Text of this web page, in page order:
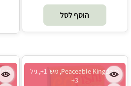
הוסף לסל
Peaceable Kingdom, מש' 1+, גיל
3+